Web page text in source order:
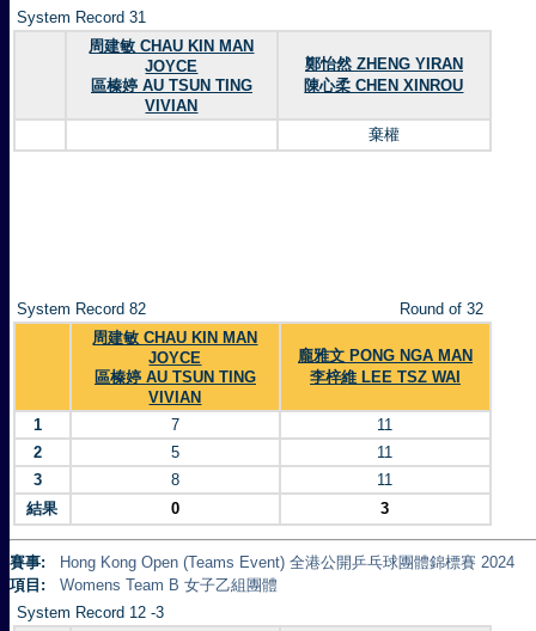
System Record 31
周建敏 CHAU KIN MAN
JOYCE
區榛婷 AU TSUN TING
VIVIAN
鄭怡然 ZHENG YIRAN
陳心柔 CHEN XINROU
棄權
System Record 82
Round of 32
周建敏 CHAU KIN MAN
JOYCE
區榛婷 AU TSUN TING
VIVIAN
龐雅文 PONG NGA MAN
李梓維 LEE TSZ WAI
1 7
11
2
5
11
3
8
11
結果
0 3
賽事:
Hong Kong Open (Teams Event) 全港公開乒乓球團體錦標賽 2024
項目:
Womens Team B 女子乙組團體
System Record 12 -3